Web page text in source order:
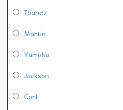
Ibanez
Martin
Yamaha
Jackson
Cort